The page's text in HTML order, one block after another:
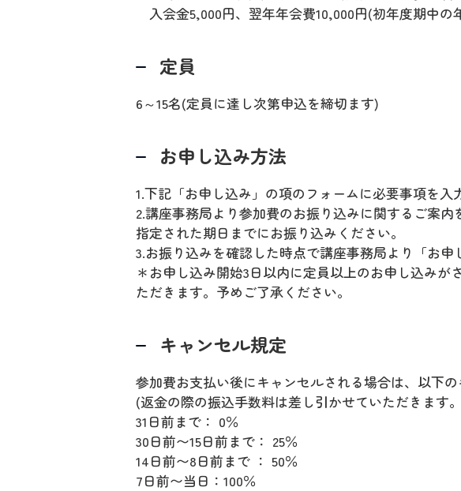
入会金5,000円、翌年年会費10,000円(初年度期中の
定員
6～15名(定員に達し次第申込を締切ます)
お申し込み方法
1.下記「お申し込み」の項のフォームに必要事項を入
2.講座事務局より参加費のお振り込みに関するご案内
指定された期日までにお振り込みください。
3.お振り込みを確認した時点で講座事務局より「お申
＊お申し込み開始3日以内に定員以上のお申し込み
ただきます。予めご了承ください。
キャンセル規定
参加費お支払い後にキャンセルされる場合は、以下の
(返金の際の振込手数料は差し引かせていただきます
31日前まで： 0％
30日前〜15日前まで： 25％
14日前〜8日前まで ： 50％
7日前〜当日：100％